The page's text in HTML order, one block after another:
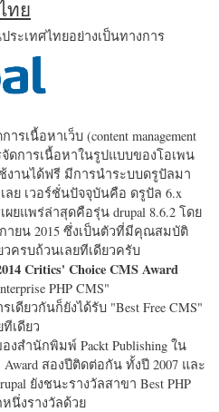
ทย
ะเทศไทยอย่างเป็นทางการ
เนื้อหาเว็บ (content management
จัดการเนื้อหาในรูปแบบของโอเพน
งานได้ฟรี มีการนำระบบดรูปัลมา
ลย เวอร์ชั่นปัจจุบันคือ ดรูปัล 6.x
ยแพร่ล่าสุดคือรุ่น drupal 8.6.2 โดย
ายน 2015 ซึ่งเป็นตัวที่มีคุณสมบัติ
วครบถ้วนเลยทีเดียวครับ
Critics' Choice CMS Award
PHP CMS"
เดียวกันก็ยังได้รับ "Best Free CMS"
เดียว
งสำนักพิมพ์ Packt Publishing ใน
Award สองปีติดต่อกัน ทั้งปี 2007 และ
ยังชนะรางวัลสาขา Best PHP
หนึ่งรางวัลด้วย